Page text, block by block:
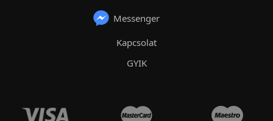
Messenger
Kapcsolat
GYIK